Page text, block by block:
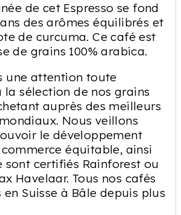
de cet Espresso se fond
des arômes équilibrés et
de curcuma. Ce café est
de grains 100% arabica.
une attention toute
sélection de nos grains
auprès des meilleurs
Nous veillons
le développement
équitable, ainsi
sont certifiés Rainforest ou
Havelaar. Tous nos cafés
Suisse à Bâle depuis plus